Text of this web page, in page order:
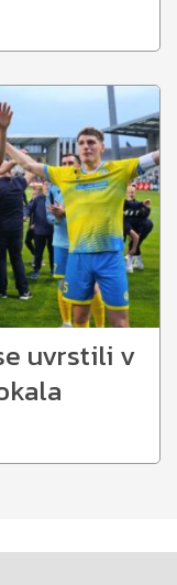
uvrstili v